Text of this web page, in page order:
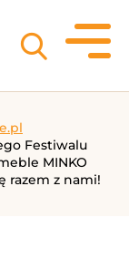
Festiwalu
MINKO
razem z nami!